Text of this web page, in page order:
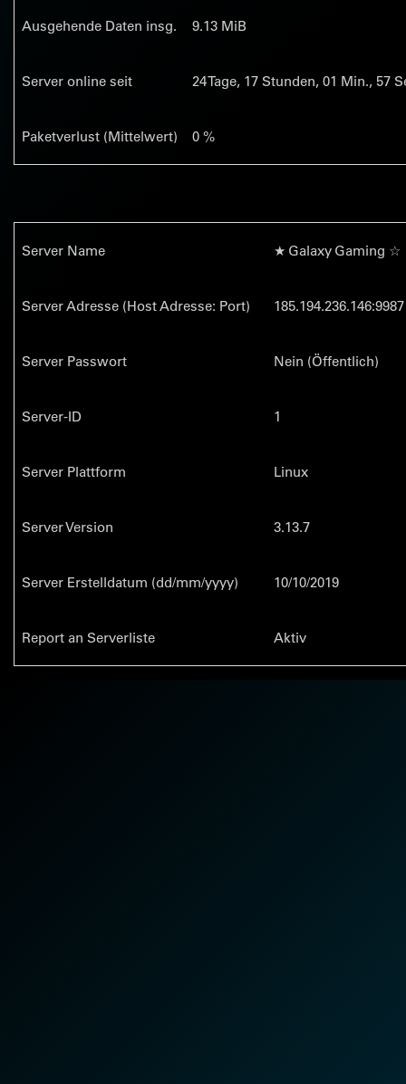
Ausgehende Daten insg. 9.13 MiB
Server online seit 24Tage, 17 Stunden, 01 Min., 58
Paketverlust (Mittelwert) 0 %
Server Name ★ Galaxy Gaming ☆
Server Adresse (Host Adresse: Port) 185.194.236.146:9987
Server Passwort Nein (Öffentlich)
Server-ID 1
Server Plattform Linux
Server Version 3.13.7
Server Erstelldatum (dd/mm/yyyy) 10/10/2019
Report an Serverliste Aktiv